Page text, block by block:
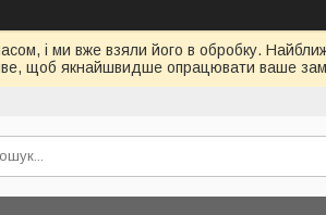
і ми вже взяли його в обробку.
щоб якнайшвидше опрацювати ваше